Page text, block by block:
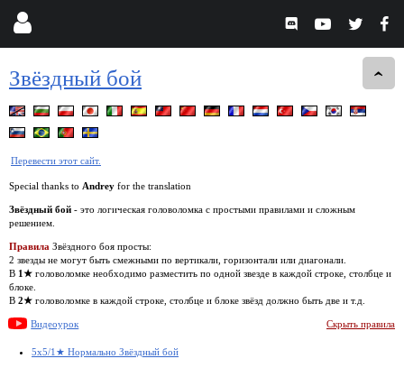
Звёздный бой
Перевести этот сайт.
Special thanks to Andrey for the translation
Звёздный бой - это логическая головоломка с простыми правилами и сложным
решением.
Правила Звёздного боя просты:
2 звезды не могут быть смежными по вертикали, горизонтали или диагонали.
В 1★ головоломке необходимо разместить по одной звезде в каждой строке, столбце и
блоке.
В 2★ головоломке в каждой строке, столбце и блоке звёзд должно быть две и т.д.
Видеоурок Скрыть правила
5x5/1★ Нормально Звёздный бой